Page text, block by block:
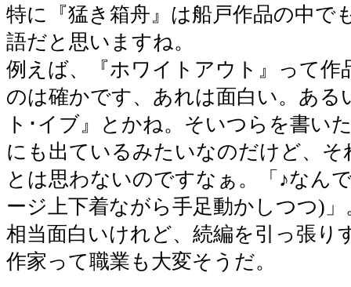
特に『猛き箱舟』は船戸作品の中で
語だと思いますね。
例えば、『ホワイトアウト』って作
のは確かです、あれは面白い。ある
ト･イブ』とかね。そいつらを書い
にも出ているみたいなのだけど、
とは思わないのですなぁ。「♪なん
ージ上下着ながら手足動かしつつ)
相当面白いけれど、続編を引っ張り
作家って職業も大変そうだ。